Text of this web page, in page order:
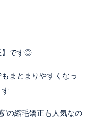
】です◎
まとまりやすくなっ
”の縮毛矯正も人気なの